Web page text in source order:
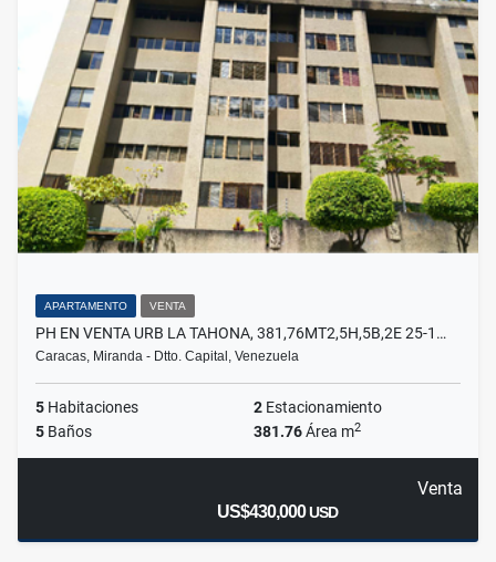
APARTAMENTO VENTA
PH EN VENTA URB LA TAHONA, 381,76MT2,5H,5B,2E 25-1…
Caracas, Miranda - Dtto. Capital, Venezuela
5 Habitaciones 2 Estacionamiento
5 Baños 381.76Área m2
Venta
US$430,000USD